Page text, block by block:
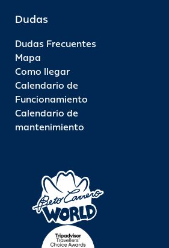
Dudas
Dudas Frecuentes
Mapa
Como llegar
Calendario de
Funcionamiento
Calendario de
mantenimiento